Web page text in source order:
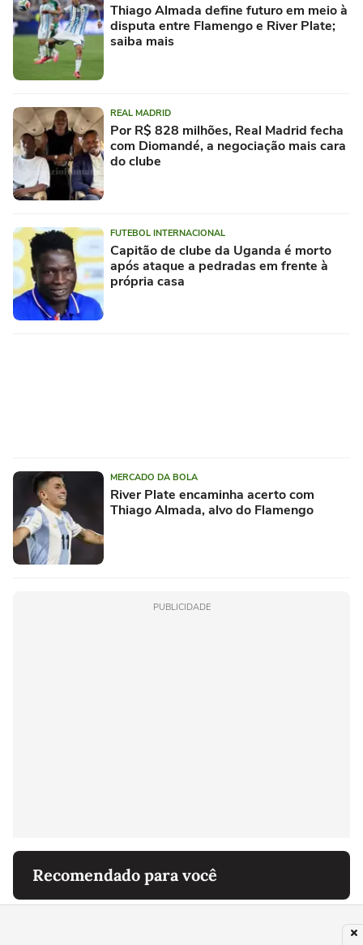
Thiago Almada define futuro em meio à
disputa entre Flamengo e River Plate;
saiba mais
REAL MADRID
Por R$ 828 milhões, Real Madrid fecha
com Diomandé, a negociação mais cara
do clube
FUTEBOL INTERNACIONAL
Capitão de clube da Uganda é morto
após ataque a pedradas em frente à
própria casa
MERCADO DA BOLA
River Plate encaminha acerto com
Thiago Almada, alvo do Flamengo
PUBLICIDADE
Recomendado para você